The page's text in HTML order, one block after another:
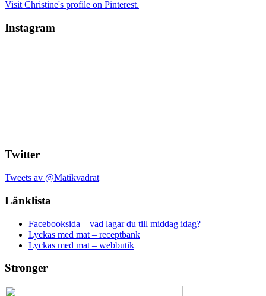
Visit Christine's profile on Pinterest.
Instagram
Twitter
Tweets av @Matikvadrat
Länklista
Facebooksida – vad lagar du till middag idag?
Lyckas med mat – receptbank
Lyckas med mat – webbutik
Stronger